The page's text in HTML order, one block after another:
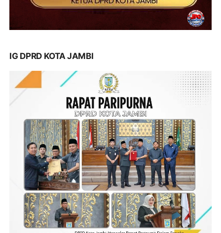
IG DPRD KOTA JAMBI